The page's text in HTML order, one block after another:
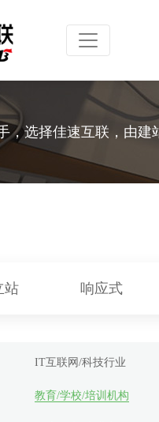
Toggle
，选择佳速互联，由建
站 响应式
IT互联网/科技行业
教育/学校/培训机构